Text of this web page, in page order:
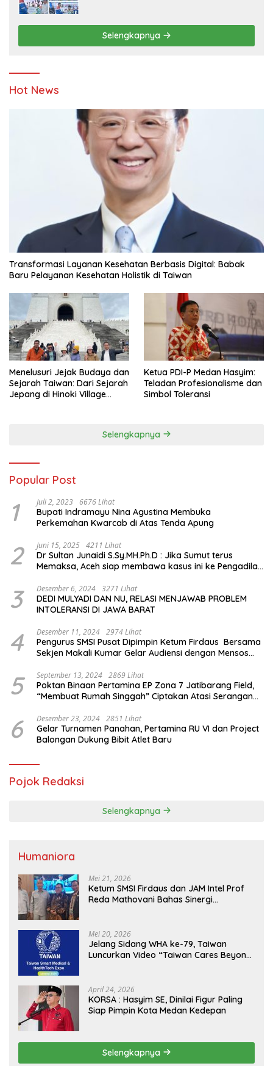
Pendidikan
Selengkapnya
Hot News
Transformasi Layanan Kesehatan Berbasis Digital: Babak
Baru Pelayanan Kesehatan Holistik di Taiwan
Menelusuri Jejak Budaya dan
Sejarah Taiwan: Dari Sejarah
Jepang di Hinoki Village
Ketua PDI-P Medan Hasyim:
Teladan Profesionalisme dan
Simbol Toleransi
Selengkapnya
Popular Post
1 Juli 2, 2023 6676 Lihat
Bupati Indramayu Nina Agustina Membuka
Perkemahan Kwarcab di Atas Tenda Apung
2 Juni 15, 2025 4211 Lihat
Dr Sultan Junaidi S.Sy.MH.Ph.D : Jika Sumut terus
Memaksa, Aceh siap membawa kasus ini ke Pengadilan
3 Desember 6, 2024 3271 Lihat
DEDI MULYADI DAN NU, RELASI MENJAWAB PROBLEM
INTOLERANSI DI JAWA BARAT
4 Desember 11, 2024 2974 Lihat
Pengurus SMSI Pusat Dipimpin Ketum Firdaus Bersama
Sekjen Makali Kumar Gelar Audiensi dengan Mensos
5 September 13, 2024 2869 Lihat
Poktan Binaan Pertamina EP Zona 7 Jatibarang Field,
“Membuat Rumah Singgah” Ciptakan Atasi Serangan
6 Desember 23, 2024 2851 Lihat
Gelar Turnamen Panahan, Pertamina RU VI dan Project
Balongan Dukung Bibit Atlet Baru
Pojok Redaksi
Selengkapnya
Humaniora
Mei 21, 2026
Ketum SMSI Firdaus dan JAM Intel Prof
Reda Mathovani Bahas Sinergi
MBG, Perkuat Pengawasan Program
Pemerintah
Mei 20, 2026
Jelang Sidang WHA ke-79, Taiwan
Luncurkan Video “Taiwan Cares Beyond
April 24, 2026
KORSA : Hasyim SE, Dinilai Figur Paling
Siap Pimpin Kota Medan Kedepan
Selengkapnya